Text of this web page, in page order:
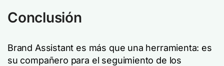
Conclusión
Brand Assistant es más que una herramienta: es
su compañero para el seguimiento de los